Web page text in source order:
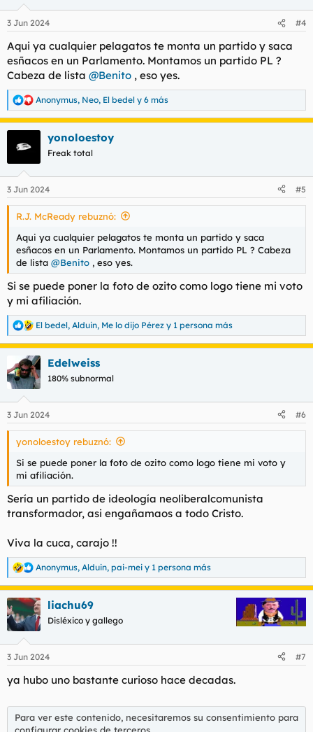
e
:
3 Jun 2024 #4
Aqui ya cualquier pelagatos te monta un partido y saca
esñacos en un Parlamento. Montamos un partido PL ?
Cabeza de lista @Benito , eso yes.
R
e
a
e
s
Anonymus, Neo, El bedel y 6 más
yonoloestoy
Freak total
3 Jun 2024 #5
R.J. McReady rebuznó:
Aqui ya cualquier pelagatos te monta un partido y saca
esñacos en un Parlamento. Montamos un partido PL ? Cabeza
de lista @Benito , eso yes.
Si se puede poner la foto de ozito como logo tiene mi voto
y mi afiliación.
R
e
a
c
c
i
e
s
El bedel, Alduin, Me lo dijo Pérez y 1 persona más
Edelweiss
180% subnormal
3 Jun 2024 #6
yonoloestoy rebuznó:
Si se puede poner la foto de ozito como logo tiene mi voto y
mi afiliación.
Sería un partido de ideología neoliberalcomunista
transformador, asi engañamaos a todo Cristo.
Viva la cuca, carajo !!
R
e
a
c
c
e
:
Anonymus, Alduin, pai-mei y 1 persona más
liachu69
Disléxico y gallego
3 Jun 2024 #7
ya hubo uno bastante curioso hace decadas.
Para ver este contenido, necesitaremos su consentimiento para
configurar cookies de terceros.